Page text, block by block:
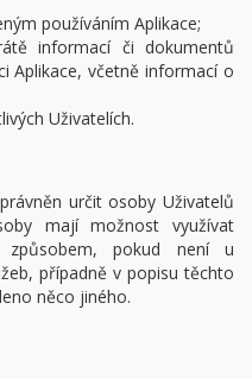
používáním Aplikace;
informací či dokumentů
Aplikace, včetně informací o
Uživatelích.
určit osoby Uživatelů
mají možnost využívat
způsobem, pokud není u
případně v popisu těchto
něco jiného.